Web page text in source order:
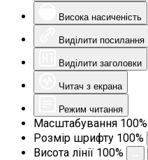
Висока насиченість
Виділити посилання
Виділити заголовки
Читач з екрана
Режим читання
Масштабування 100%
Розмір шрифту 100%
Висота лінії 100%